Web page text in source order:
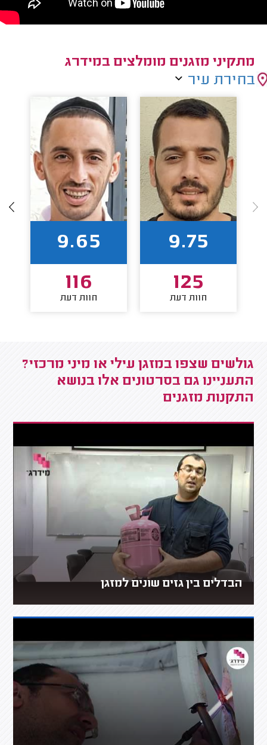
מתקיני מזגנים מומלצים במידרג
בחירת עיר
9.75
125
חוות דעת
9.65
116
חוות דעת
גולשים שצפו במזגן עילי או מיני מרכזי?
התעניינו גם בסרטונים אלו בנושא
התקנות מזגנים
הבדלים בין גזים שונים למזגן